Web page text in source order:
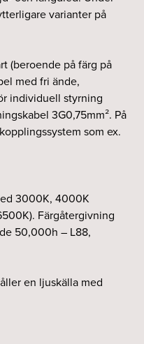
varianter på
(beroende på färg på
med fri ände,
individuell styrning
3G0,75mm². På
som ex.
3000K, 4000K
Färgåtergivning
50,000h – L88,
en ljuskälla med